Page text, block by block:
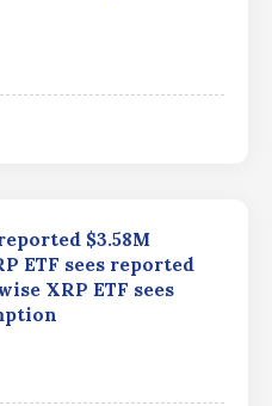
$3.58M
ETF sees reported
XRP ETF sees